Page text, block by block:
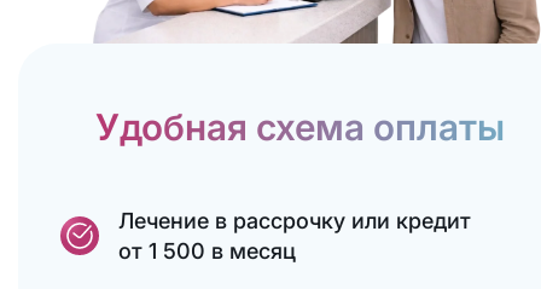
Удобная схема оплаты
Лечение в рассрочку или кредит
от 1 500 в месяц